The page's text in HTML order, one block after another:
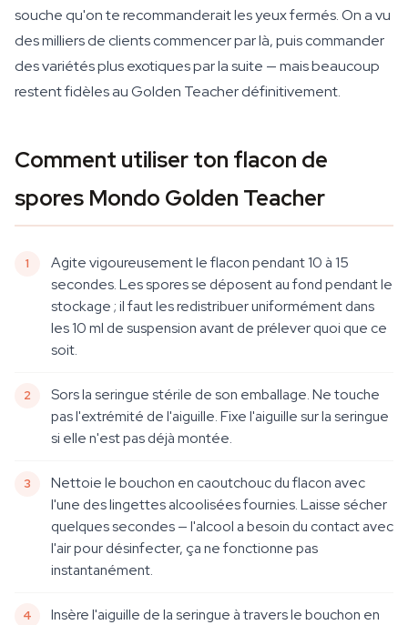
souche qu'on te recommanderait les yeux fermés. On a vu
des milliers de clients commencer par là, puis commander
des variétés plus exotiques par la suite — mais beaucoup
restent fidèles au Golden Teacher définitivement.
Comment utiliser ton flacon de
spores Mondo Golden Teacher
Agite vigoureusement le flacon pendant 10 à 15
secondes. Les spores se déposent au fond pendant le
stockage ; il faut les redistribuer uniformément dans
les 10 ml de suspension avant de prélever quoi que ce
soit.
Sors la seringue stérile de son emballage. Ne touche
pas l'extrémité de l'aiguille. Fixe l'aiguille sur la seringue
si elle n'est pas déjà montée.
Nettoie le bouchon en caoutchouc du flacon avec
l'une des lingettes alcoolisées fournies. Laisse sécher
quelques secondes — l'alcool a besoin du contact avec
l'air pour désinfecter, ça ne fonctionne pas
instantanément.
Insère l'aiguille de la seringue à travers le bouchon en